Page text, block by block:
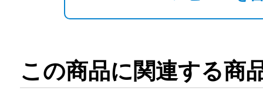
この商品に関連する商